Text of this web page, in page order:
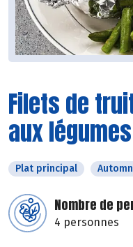
Filets de
aux
Plat principal
Nombre de
4 personnes